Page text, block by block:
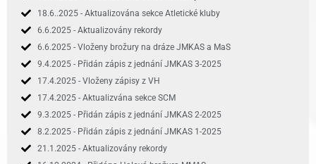
18.6..2025 - Aktualizována sekce Atletické kluby
6.6.2025 - Aktualizovány rekordy
6.6.2025 - Vloženy brožury na dráze JMKAS a MaS
9.4.2025 - Přidán zápis z jednání JMKAS 3-2025
17.4.2025 - Vloženy zápisy z VH
17.4.2025 - Aktualizvána sekce SCM
9.3.2025 - Přidán zápis z jednání JMKAS 2-2025
8.2.2025 - Přidán zápis z jednání JMKAS 1-2025
21.1.2025 - Aktualizovány rekordy